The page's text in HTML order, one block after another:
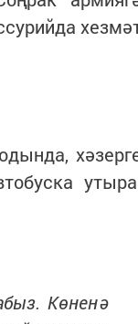
Көненә